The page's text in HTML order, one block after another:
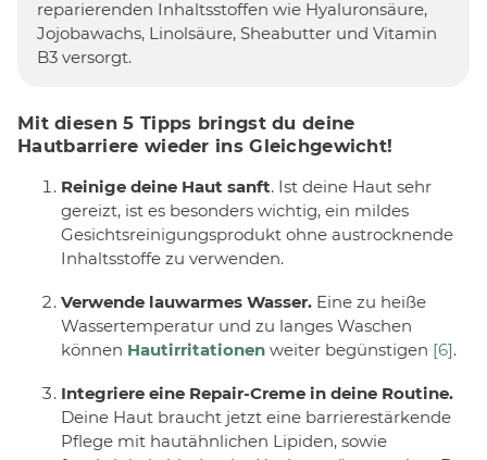
reparierenden Inhaltsstoffen wie Hyaluronsäure,
Jojobawachs, Linolsäure, Sheabutter und Vitamin
B3 versorgt.
Mit diesen 5 Tipps bringst du deine
Hautbarriere wieder ins Gleichgewicht!
Reinige deine Haut sanft. Ist deine Haut sehr
gereizt, ist es besonders wichtig, ein mildes
Gesichtsreinigungsprodukt ohne austrocknende
Inhaltsstoffe zu verwenden.
Verwende lauwarmes Wasser. Eine zu heiße
Wassertemperatur und zu langes Waschen
können Hautirritationen weiter begünstigen [6].
Integriere eine Repair-Creme in deine Routine.
Deine Haut braucht jetzt eine barrierestärkende
Pflege mit hautähnlichen Lipiden, sowie